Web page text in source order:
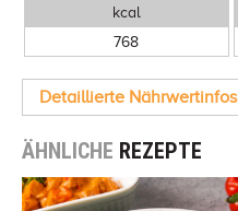
kcal
768
Detaillierte Nährwertinfos
ÄHNLICHE REZEPTE